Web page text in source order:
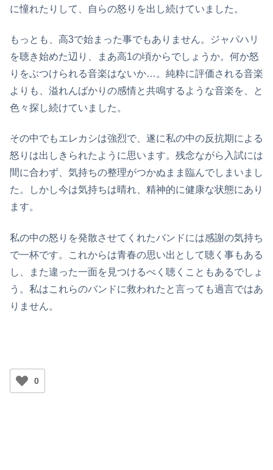
に憧れたりして、自らの怒りを出し続けていました。
もっとも、高3で始まった事でもありません。ジャパハリ
を聴き始めた辺り、まあ高1の頃からでしょうか。何か怒
りをぶつけられる音楽はないか…。純粋に評価される音楽
よりも、溢れんばかりの感情と共鳴するような音楽を、と
色々探し続けていました。
その中でもエレカシは強烈で、遂に私の中の反抗期による
怒りは出しきられたように思います。残念ながら入試には
間に合わず、気持ちの整理がつかぬまま臨んでしまいまし
た。しかし今は気持ちは晴れ、精神的に健康な状態にあり
ます。
私の中の怒りを発散させてくれたバンドには感謝の気持ち
で一杯です。これからは青春の思い出として聴く事もある
し、また違った一面を見つけるべく聴くこともあるでしょ
う。私はこれらのバンドに救われたと言っても過言ではあ
りません。
0